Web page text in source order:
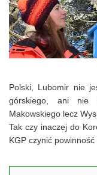
Polski, Lubomir nie
górskiego, ani nie
Makowskiego lecz
Tak czy inaczej do
KGP czynić powinność